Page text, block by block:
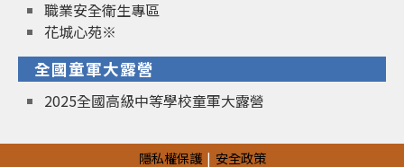
職業安全衛生專區
花城心苑※
全國童軍大露營
2025全國高級中等學校童軍大露營
隱私權保護
安全政策